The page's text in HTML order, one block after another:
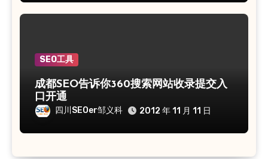
SEO工具
成都SEO告诉你360搜索网站收录提交入
口开通
四川SEOer邹义科 2012 年 11 月 11 日